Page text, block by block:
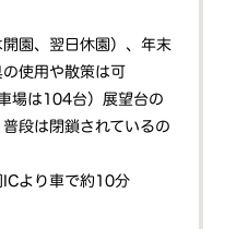
園、翌日休園）、年末
使用や散策は可
場は104台）展望台の
段は閉鎖されているの
ICより車で約10分